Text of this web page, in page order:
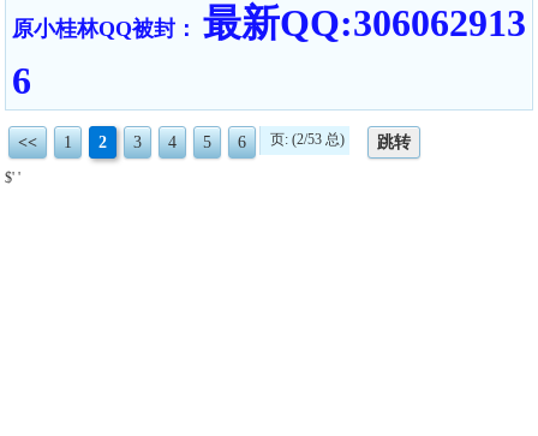
原小桂林QQ被封： 最新QQ:306062913
6
<< 1 2 3 4 5 6 页: (2/53 总) 跳转
$' '